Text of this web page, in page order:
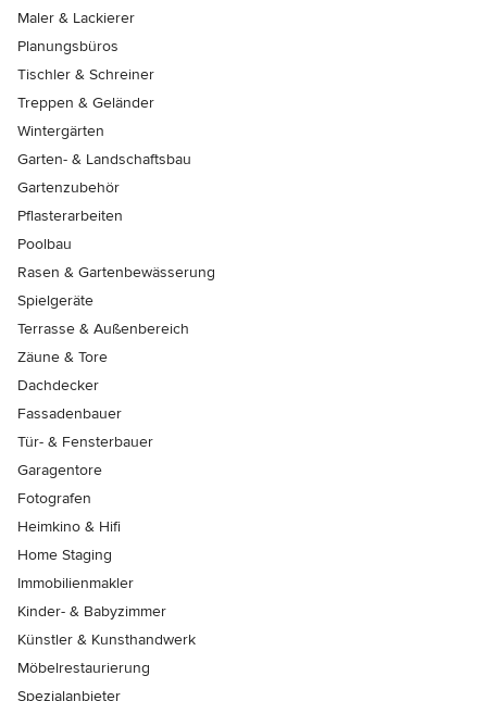
Maler & Lackierer
Planungsbüros
Tischler & Schreiner
Treppen & Geländer
Wintergärten
Garten- & Landschaftsbau
Gartenzubehör
Pflasterarbeiten
Poolbau
Rasen & Gartenbewässerung
Spielgeräte
Terrasse & Außenbereich
Zäune & Tore
Dachdecker
Fassadenbauer
Tür- & Fensterbauer
Garagentore
Fotografen
Heimkino & Hifi
Home Staging
Immobilienmakler
Kinder- & Babyzimmer
Künstler & Kunsthandwerk
Möbelrestaurierung
Spezialanbieter